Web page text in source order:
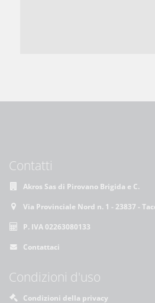
Contatti
Akros Sas di Pirovano Brigida e C.
Via Provinciale Nord n. 1 - 23837 -
P. IVA 02263080133
Contattaci
Condizioni d'uso
Condizioni della privacy